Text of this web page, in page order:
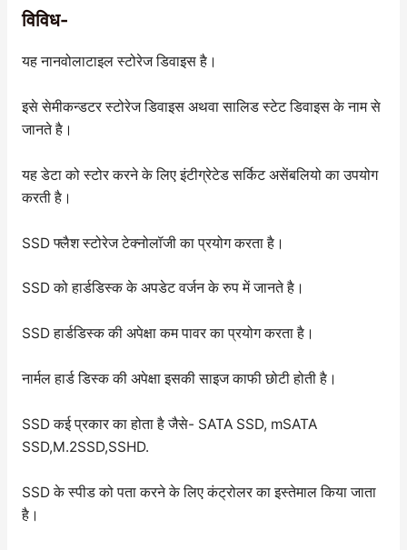
विविध-
यह नानवोलाटाइल स्टोरेज डिवाइस है।
इसे सेमीकन्डटर स्टोरेज डिवाइस अथवा सालिड स्टेट डिवाइस के नाम से
जानते है।
यह डेटा को स्टोर करने के लिए इंटीग्रेटेड सर्किट असेंबलियो का उपयोग
करती है।
SSD फ्लैश स्टोरेज टेक्नोलॉजी का प्रयोग करता है।
SSD को हार्डडिस्क के अपडेट वर्जन के रुप में जानते है।
SSD हार्डडिस्क की अपेक्षा कम पावर का प्रयोग करता है।
नार्मल हार्ड डिस्क की अपेक्षा इसकी साइज काफी छोटी होती है।
SSD कई प्रकार का होता है जैसे- SATA SSD, mSATA
SSD,M.2SSD,SSHD.
SSD के स्पीड को पता करने के लिए कंट्रोलर का इस्तेमाल किया जाता
है।